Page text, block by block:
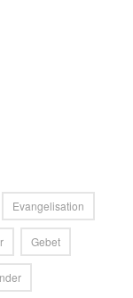
Evangelisation
Gebet